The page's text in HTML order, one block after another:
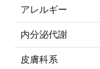
アレルギー
内分泌代謝
皮膚科系